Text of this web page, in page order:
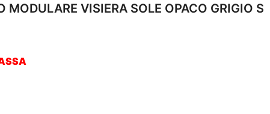
MODULARE VISIERA SOLE OPACO GRIGIO S